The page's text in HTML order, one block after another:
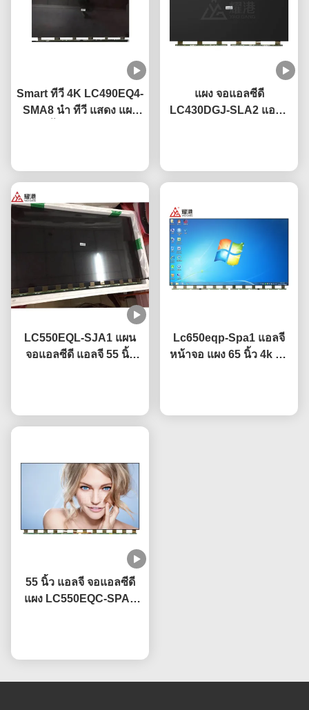
Smart ทีวี 4K LC490EQ4-
SMA8 นำ ทีวี แสดง แผง
แผง จอแอลซีดี
LC430DGJ-SLA2 แอลจี
LC550EQL-SJA1 แผน
จอแอลซีดี แอลจี 55 นิ้ว
Lc650eqp-Spa1 แอลจี
หน้าจอ แผง 65 นิ้ว 4k ทีวี
55 นิ้ว แอลจี จอแอลซีดี
แผง LC550EQC-SPA2